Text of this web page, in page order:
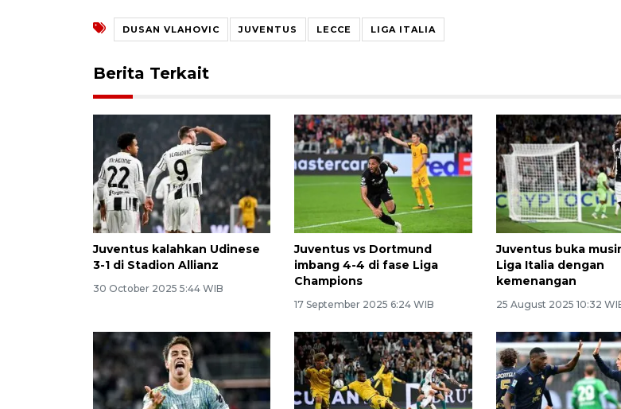
DUSAN VLAHOVIC JUVENTUS LECCE LIGA ITALIA
Berita Terkait
Juventus kalahkan Udinese
3-1 di Stadion Allianz
30 October 2025 5:44 WIB
Juventus vs Dortmund
imbang 4-4 di fase Liga
Champions
17 September 2025 6:24 WIB
Juventus buka
Liga Italia dengan
kemenangan
25 August 2025 10:32